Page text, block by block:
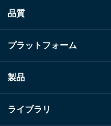
品質
プラットフォーム
製品
ライブラリ